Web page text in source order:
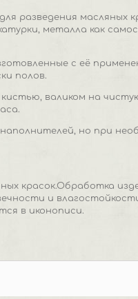
разведения масляных
металла как
с её
полов.
валиком на
но при
красок.Обработка
и
в иконописи.